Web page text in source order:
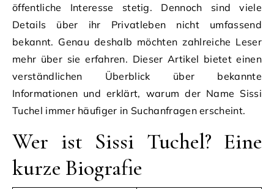
öffentliche Interesse stetig. Dennoch sind viele
Details über ihr Privatleben nicht umfassend
bekannt. Genau deshalb möchten zahlreiche Leser
mehr über sie erfahren. Dieser Artikel bietet einen
verständlichen Überblick über bekannte
Informationen und erklärt, warum der Name Sissi
Tuchel immer häufiger in Suchanfragen erscheint.
Wer ist Sissi Tuchel? Eine
kurze Biografie